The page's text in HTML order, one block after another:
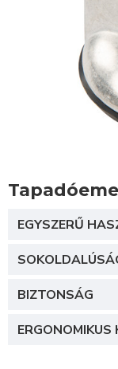
EGYSZERŰ
BIZTONSÁG